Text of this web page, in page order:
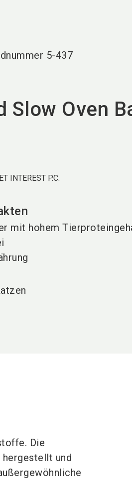
5-437
Slow Oven
INTEREST P.C.
mit hohem
Die
und